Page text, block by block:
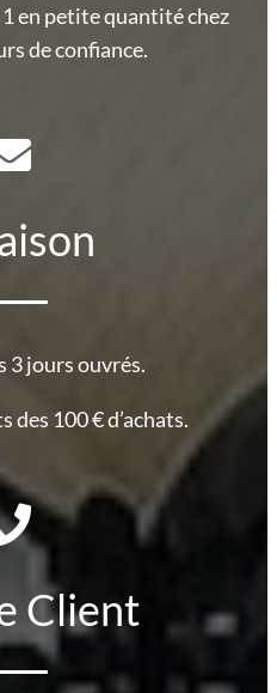
en petite quantité chez
de confiance.
3 jours ouvrés.
des 100 € d’achats.
Client